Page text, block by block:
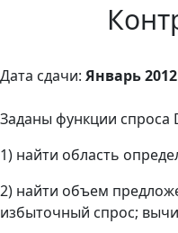
Дата сдачи: Январь 2012
Заданы функции спроса
1) найти область
2) найти объем
избыточный спрос;